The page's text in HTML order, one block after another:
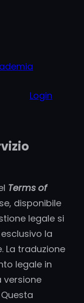
Login
Terms of
disponibile
legale si
la
La traduzione
legale in
versione